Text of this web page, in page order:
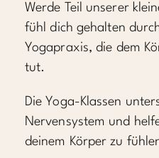
Werde Teil unserer
fühl dich gehalten
Yogapraxis, die dem
tut.
Die Yoga-Klassen
Nervensystem und
deinem Körper zu